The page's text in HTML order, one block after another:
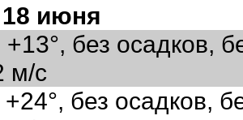
18 июня
без осадков,
м/с
без осадков,